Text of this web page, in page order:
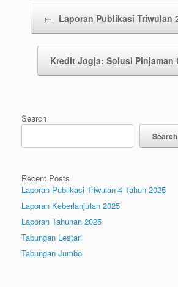
← Laporan Publikasi Triwulan
Kredit Jogja: Solusi Pinjaman
Search
Search
Recent Posts
Laporan Publikasi Triwulan 4 Tahun 2025
Laporan Keberlanjutan 2025
Laporan Tahunan 2025
Tabungan Lestari
Tabungan Jumbo